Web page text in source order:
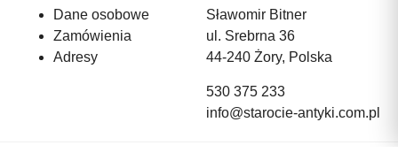
Dane osobowe
Zamówienia
Adresy
Sławomir Bitner
ul. Srebrna 36
44-240 Żory, Polska
530 375 233
info@starocie-antyki.com.pl